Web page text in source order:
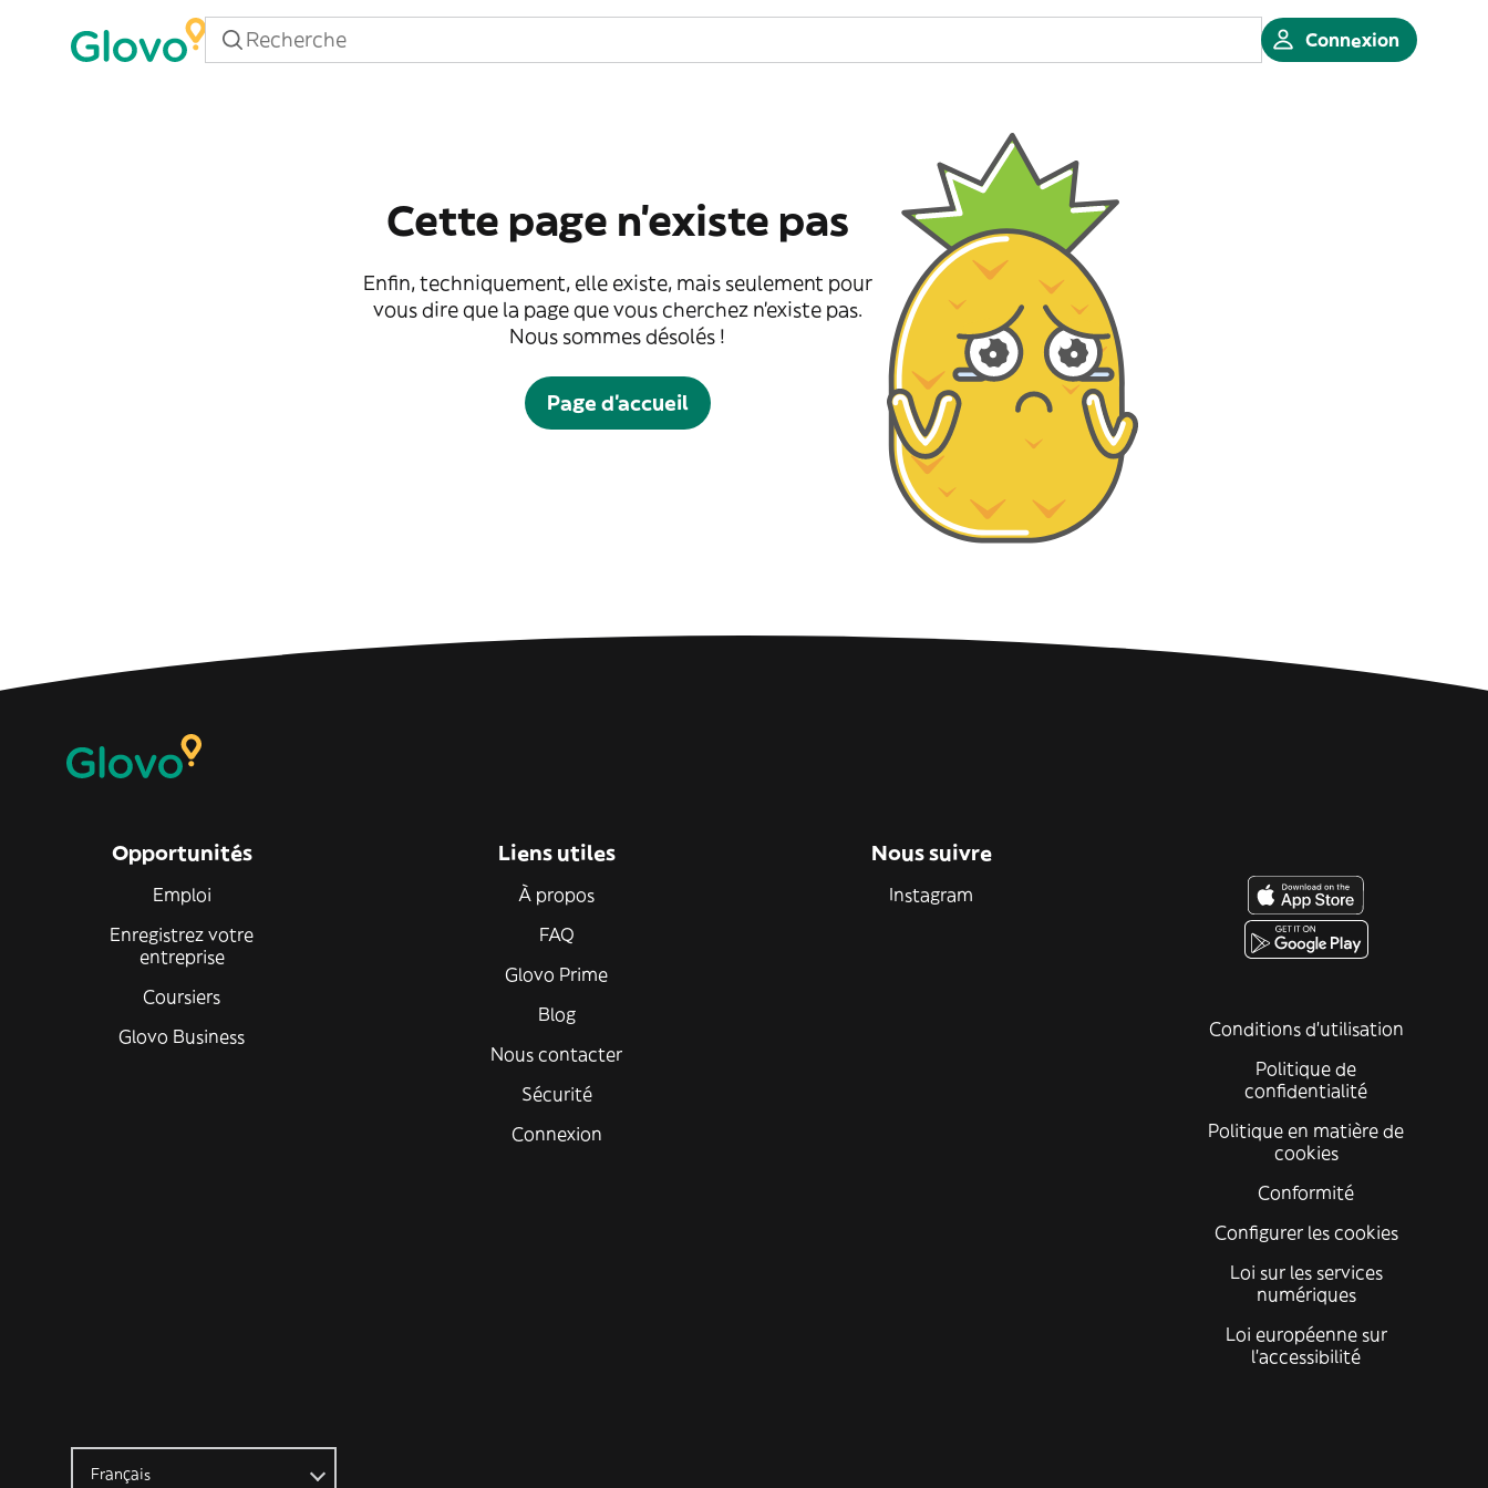
Connexion
Cette page n'existe pas
Enfin, techniquement, elle existe, mais seulement pour
vous dire que la page que vous cherchez n'existe pas.
Nous sommes désolés !
Page d'accueil
Opportunités
Emploi
Enregistrez votre
entreprise
Coursiers
Glovo Business
Liens utiles
À propos
FAQ
Glovo Prime
Blog
Nous contacter
Sécurité
Connexion
Nous suivre
Instagram
Conditions d'utilisation
Politique de
confidentialité
Politique en matière de
cookies
Conformité
Configurer les cookies
Loi sur les services
numériques
Loi européenne sur
l’accessibilité